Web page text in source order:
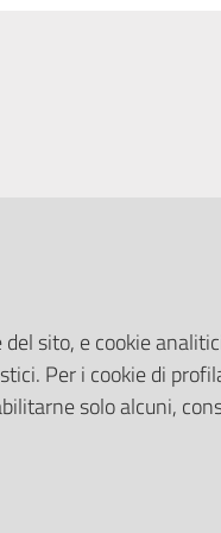
Gare e Appalti
Richiesta
sito, e cookie
Per i cookie di
solo alcuni,